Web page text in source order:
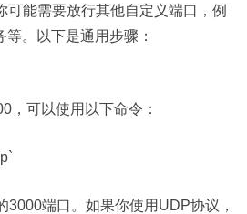
可能需要放行其他自定义端口，例
。以下是通用步骤：
，可以使用以下命令：
3000端口。如果你使用UDP协议，